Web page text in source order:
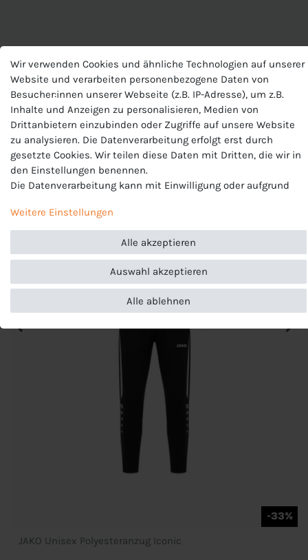
ARTIKELLISTE
-33%
JAKO Unisex Polyesteranzug Iconic
Wir verwenden Cookies und ähnliche Technologien auf unserer
Website und verarbeiten personenbezogene Daten von
Besucher:innen unserer Webseite (z.B. IP-Adresse), um z.B.
Inhalte und Anzeigen zu personalisieren, Medien von
Drittanbietern einzubinden oder Zugriffe auf unsere Website
zu analysieren. Die Datenverarbeitung erfolgt erst durch
gesetzte Cookies. Wir teilen diese Daten mit Dritten, die wir in
den Einstellungen benennen.
Die Datenverarbeitung kann mit Einwilligung oder aufgrund
erteilt oder abgelehnt werden. Es besteht das Recht, nicht
einzuwilligen und die Einwilligung zu einem späteren
Zeitpunkt zu ändern oder zu widerrufen. Beachten Sie unser
Impressumund weitere Hinweise zur Verwendung
personenbezogener Daten in unsererDaten­schutz­erklärung
Weitere Einstellungen
Alle akzeptieren
Alle ablehnen
Auswahl akzeptieren